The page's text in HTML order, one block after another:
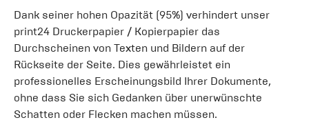
Dank seiner hohen Opazität (95%) verhindert unser
print24 Druckerpapier / Kopierpapier das
Durchscheinen von Texten und Bildern auf der
Rückseite der Seite. Dies gewährleistet ein
professionelles Erscheinungsbild Ihrer Dokumente,
ohne dass Sie sich Gedanken über unerwünschte
Schatten oder Flecken machen müssen.